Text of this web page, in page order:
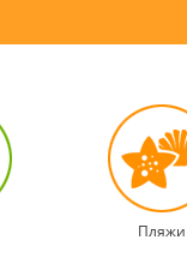
Пляжи